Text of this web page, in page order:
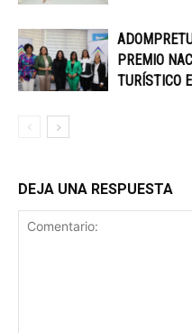
PREMIO
TURÍSTICO
DEJA UNA RESPUESTA